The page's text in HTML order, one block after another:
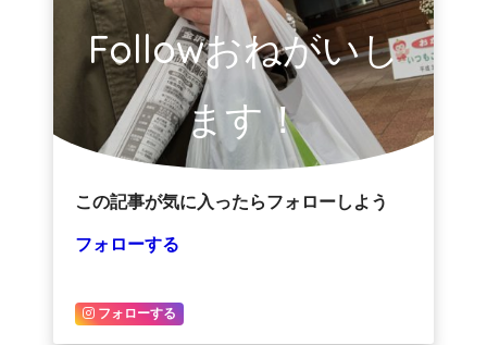
Followおねがいし
ます！
この記事が気に入ったらフォローしよう
フォローする
フォローする